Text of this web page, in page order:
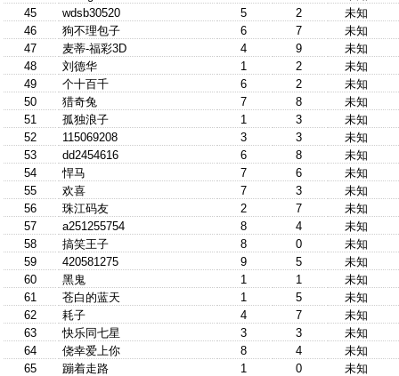
45
wdsb30520 5 2
未知
46
狗不理包子 6 7
未知
47
麦蒂-福彩3D 4 9
未知
48
刘德华 1 2
未知
49
个十百千 6 2
未知
50
猎奇兔 7 8
未知
51
孤独浪子 1 3
未知
52
115069208 3 3
未知
53
dd2454616 6 8
未知
54
悍马 7 6
未知
55
欢喜 7 3
未知
56
珠江码友 2 7
未知
57
a251255754 8 4
未知
58
搞笑王子 8 0
未知
59
420581275 9 5
未知
60
黑鬼 1 1
未知
61
苍白的蓝天 1 5
未知
62
耗子 4 7
未知
63
快乐同七星 3 3
未知
64
侥幸爱上你 8 4
未知
65
蹦着走路 1 0
未知